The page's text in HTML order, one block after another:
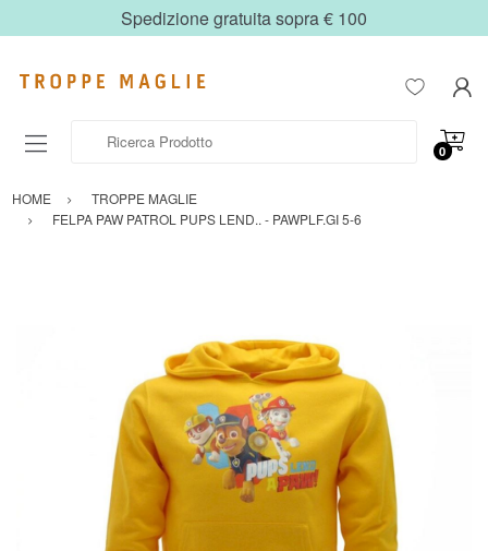
Spedizione gratuita sopra € 100
0
HOME
TROPPE MAGLIE
FELPA PAW PATROL PUPS LEND.. - PAWPLF.GI 5-6